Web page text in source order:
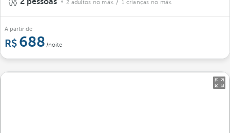
2 adultos no máx. / 1 crianças no máx.
A partir de
688 /noite